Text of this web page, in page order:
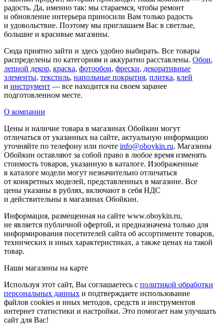
радость. Да, именно так: мы стараемся, чтобы ремонт
и обновление интерьера приносили Вам только радость
и удовольствие. Поэтому мы приглашаем Вас в светлые,
большие и красивые магазины.
Сюда приятно зайти и здесь удобно выбирать. Все товары
распределены по категориям и аккуратно расставлены. Обои,
лепной декор, краска, фотообои, фрески, декоративные
элементы, текстиль, напольные покрытия, плитка, клей
и инструмент — все находится на своем заранее
подготовленном месте.
О компании
Цены и наличие товара в магазинах Обойкин могут
отличаться от указанных на сайте, актуальную информацию
уточняйте по телефону или почте info@oboykin.ru. Магазины
Обойкин оставляют за собой право в любое время изменять
стоимость товаров, указанную в каталоге. Изображенные
в каталоге модели могут незначительно отличаться
от конкретных моделей, представленных в магазине. Все
цены указаны в рублях, включают в себя НДС
и действительны в магазинах Обойкин.
Информация, размещенная на сайте www.oboykin.ru,
не является публичной офертой, и предназначена только для
информирования посетителей сайта об ассортименте товаров,
технических и иных характеристиках, а также ценах на такой
товар.
Наши магазины на карте
Используя этот сайт, Вы соглашаетесь с политикой обработки
персональных данных и подтверждаете использование
файлов cookies и иных методов, средств и инструментов
интернет статистики и настройки. Это помогает нам улучшать
сайт для Вас!